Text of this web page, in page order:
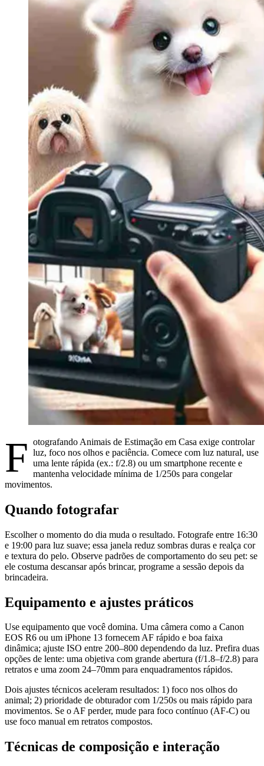
F otografando Animais de Estimação em Casa exige controlar
luz, foco nos olhos e paciência. Comece com luz natural, use
uma lente rápida (ex.: f/2.8) ou um smartphone recente e
mantenha velocidade mínima de 1/250s para congelar
movimentos.
Quando fotografar
Escolher o momento do dia muda o resultado. Fotografe entre 16:30
e 19:00 para luz suave; essa janela reduz sombras duras e realça cor
e textura do pelo. Observe padrões de comportamento do seu pet: se
ele costuma descansar após brincar, programe a sessão depois da
brincadeira.
Equipamento e ajustes práticos
Use equipamento que você domina. Uma câmera como a Canon
EOS R6 ou um iPhone 13 fornecem AF rápido e boa faixa
dinâmica; ajuste ISO entre 200–800 dependendo da luz. Prefira duas
opções de lente: uma objetiva com grande abertura (f/1.8–f/2.8) para
retratos e uma zoom 24–70mm para enquadramentos rápidos.
Dois ajustes técnicos aceleram resultados: 1) foco nos olhos do
animal; 2) prioridade de obturador com 1/250s ou mais rápido para
movimentos. Se o AF perder, mude para foco contínuo (AF-C) ou
use foco manual em retratos compostos.
Técnicas de composição e interação